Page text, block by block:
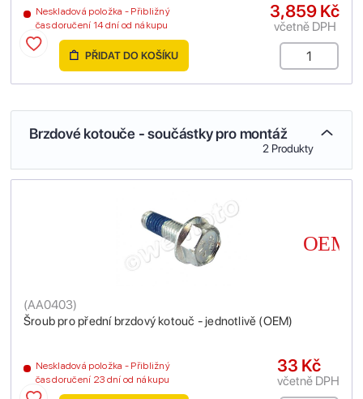
Neskladová položka - Přibližný
čas doručení 14 dní od nákupu
3,859 Kč
včetně DPH
PŘIDAT DO KOŠÍKU
Brzdové kotouče - součástky pro montáž
2 Produkty
Šroub pro přední brzdový kotouč - jednotlivě (OEM)
(AA0403)
Neskladová položka - Přibližný
čas doručení 23 dní od nákupu
33 Kč
včetně DPH